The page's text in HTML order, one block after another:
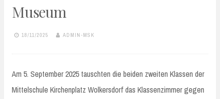
Museum
18/11/2025 ADMIN-MSK
Am 5. September 2025 tauschten die beiden zweiten Klassen der
Mittelschule Kirchenplatz Wolkersdorf das Klassenzimmer gegen